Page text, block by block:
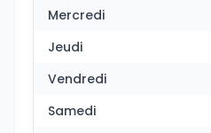
Mercredi
Jeudi
Vendredi
Samedi